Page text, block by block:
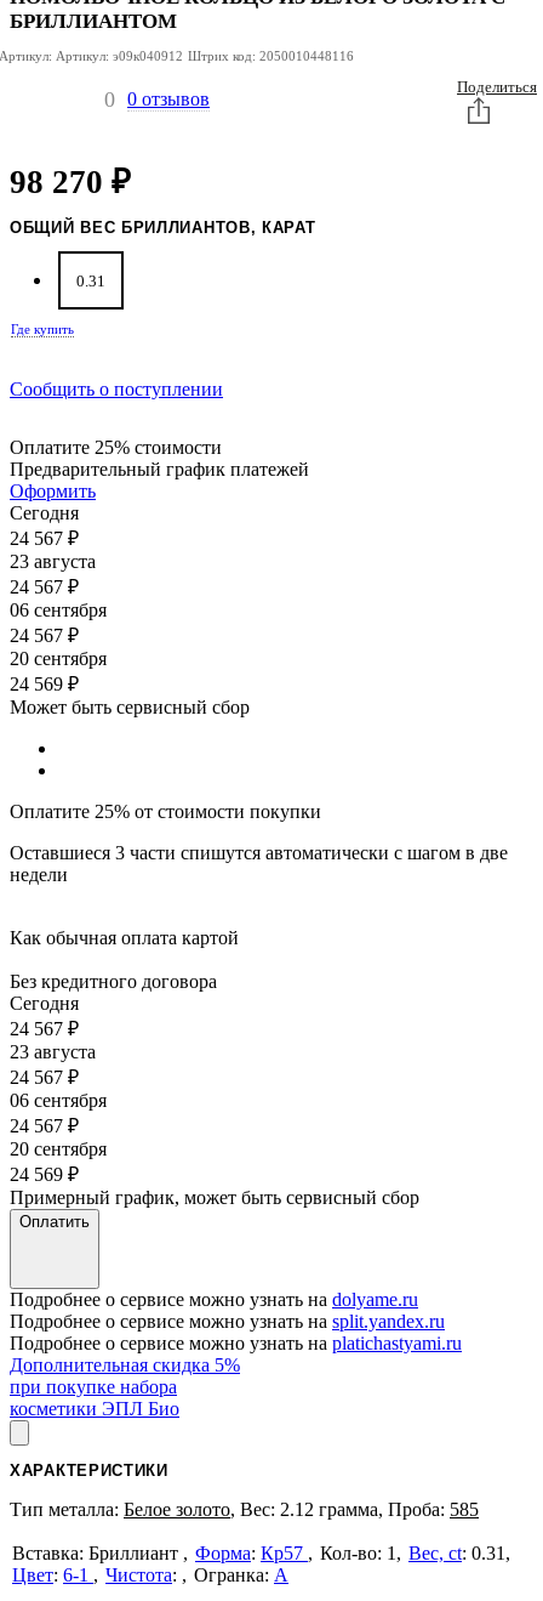
БРИЛЛИАНТОМ
Артикул: Артикул: э09к040912 Штрих код: 2050010448116
0 0 отзывов
Поделиться
98 270 ₽
ОБЩИЙ ВЕС БРИЛЛИАНТОВ, КАРАТ
0.31
Где купить
Сообщить о поступлении
Оплатите 25% стоимости
Предварительный график платежей
Оформить
Сегодня
24 567 ₽
23 августа
24 567 ₽
06 сентября
24 567 ₽
20 сентября
24 569 ₽
Может быть сервисный сбор
Оплатите 25% от стоимости покупки
Оставшиеся 3 части спишутся автоматически с шагом в две
недели
Как обычная оплата картой
Без кредитного договора
Сегодня
24 567 ₽
23 августа
24 567 ₽
06 сентября
24 567 ₽
20 сентября
24 569 ₽
Примерный график, может быть сервисный сбор
Оплатить
Подробнее о сервисе можно узнать на dolyame.ru
Подробнее о сервисе можно узнать на split.yandex.ru
Подробнее о сервисе можно узнать на platichastyami.ru
Дополнительная скидка 5%
при покупке набора
косметики ЭПЛ Био
ХАРАКТЕРИСТИКИ
Тип металла: Белое золото, Вес: 2.12 грамма, Проба: 585
Бриллиант Форма: Кр57 1 Вес, ct: 0.31
Цвет: 6-1 Чистота: А